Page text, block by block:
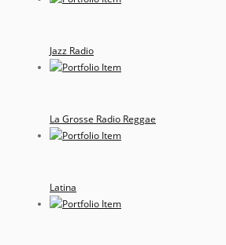
Jazz Radio
La Grosse Radio Reggae
Latina